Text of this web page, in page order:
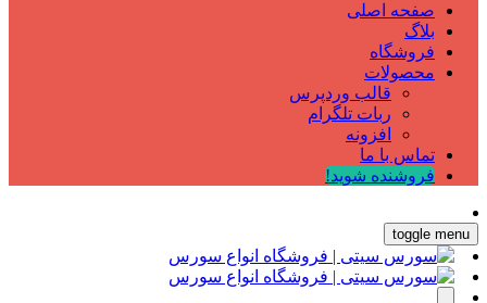
صفحه اصلی
بلاگ
فروشگاه
محصولات
قالب وردپرس
ربات تلگرام
افزونه
تماس با ما
فروشنده شوید!
toggle menu